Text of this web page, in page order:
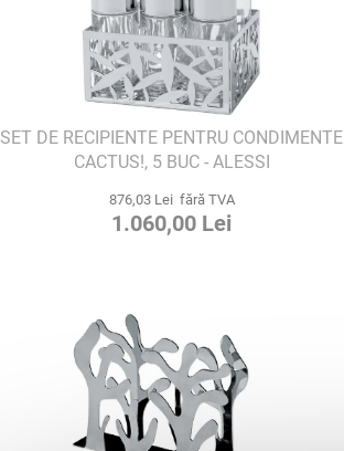
SET DE RECIPIENTE PENTRU CONDIMENTE
CACTUS!, 5 BUC - ALESSI
876,03 Lei fără TVA
1.060,00 Lei